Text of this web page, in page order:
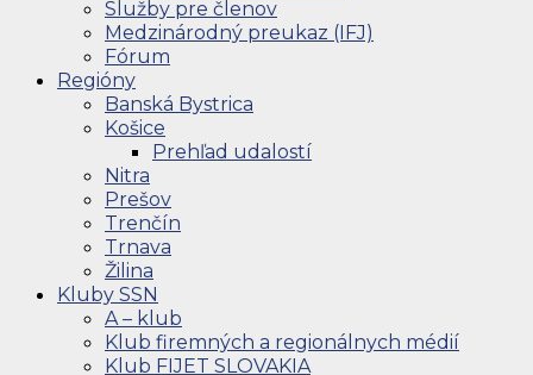
Služby pre členov
Medzinárodný preukaz (IFJ)
Fórum
Regióny
Banská Bystrica
Košice
Prehľad udalostí
Nitra
Prešov
Trenčín
Trnava
Žilina
Kluby SSN
A – klub
Klub firemných a regionálnych médií
Klub FIJET SLOVAKIA